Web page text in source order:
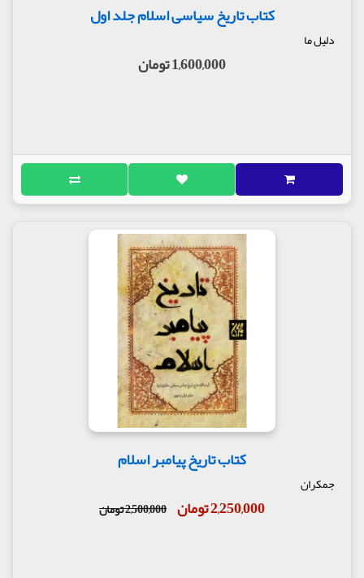
کتاب تاریخ سیاسی اسلام جلد اول
دلیل ما
1,600,000 تومان
کتاب تاریخ پیامبر اسلام
جمکران
2,250,000 تومان 2,500,000 تومان